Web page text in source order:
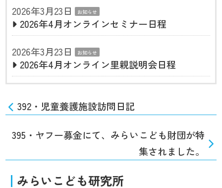
2026年3月23日
お知らせ
2026年4月オンラインセミナー日程
2026年3月23日
お知らせ
2026年4月オンライン里親説明会日程
392・児童養護施設訪問日記
395・ヤフー募金にて、みらいこども財団が特
集されました。
みらいこども研究所